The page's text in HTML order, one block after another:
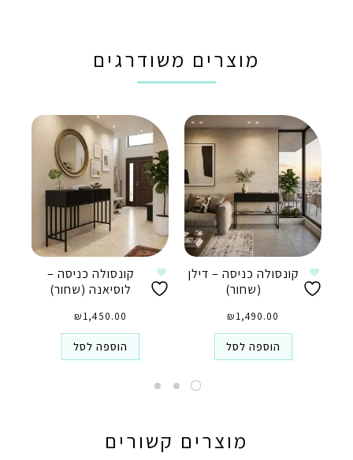
מוצרים משודרגים
קונסולה כניסה – דילן
(שחור)
₪1,490.00
הוספה לסל
קונסולה כניסה –
לוסיאנה (שחור)
₪1,450.00
הוספה לסל
מוצרים קשורים